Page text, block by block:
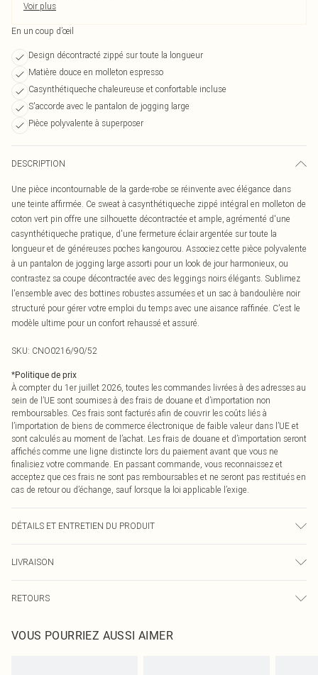
Voir plus
En un coup d’œil
Design décontracté zippé sur toute la longueur
Matière douce en molleton espresso
Casynthétiqueche chaleureuse et confortable incluse
S'accorde avec le pantalon de jogging large
Pièce polyvalente à superposer
DESCRIPTION
Une pièce incontournable de la garde-robe se réinvente avec élégance dans
une teinte affirmée. Ce sweat à casynthétiqueche zippé intégral en molleton de
coton vert pin offre une silhouette décontractée et ample, agrémenté d'une
casynthétiqueche pratique, d'une fermeture éclair argentée sur toute la
longueur et de généreuses poches kangourou. Associez cette pièce polyvalente
à un pantalon de jogging large assorti pour un look de jour harmonieux, ou
contrastez sa coupe décontractée avec des leggings noirs élégants. Sublimez
l'ensemble avec des bottines robustes assumées et un sac à bandoulière noir
structuré pour gérer votre emploi du temps avec une aisance raffinée. C'est le
modèle ultime pour un confort rehaussé et assuré.
SKU: CNO0216/90/52
*Politique de prix
À compter du 1er juillet 2026, toutes les commandes livrées à des adresses au
sein de l’UE sont soumises à des frais de douane et d’importation non
remboursables. Ces frais sont facturés afin de couvrir les coûts liés à
l’importation de biens de commerce électronique de faible valeur dans l’UE et
sont calculés au moment de l’achat. Les frais de douane et d’importation seront
affichés comme une ligne distincte lors du paiement avant que vous ne
finalisiez votre commande. En passant commande, vous reconnaissez et
acceptez que ces frais ne sont pas remboursables et ne seront pas restitués en
cas de retour ou d’échange, sauf lorsque la loi applicable l’exige.
DÉTAILS ET ENTRETIEN DU PRODUIT
couleur peut déteindre.
LIVRAISON
Livraison express France
Jusqu'à 2-3 jours ouvrables
RETOURS
pour nous retourner un article.
VOUS POURRIEZ AUSSI AIMER